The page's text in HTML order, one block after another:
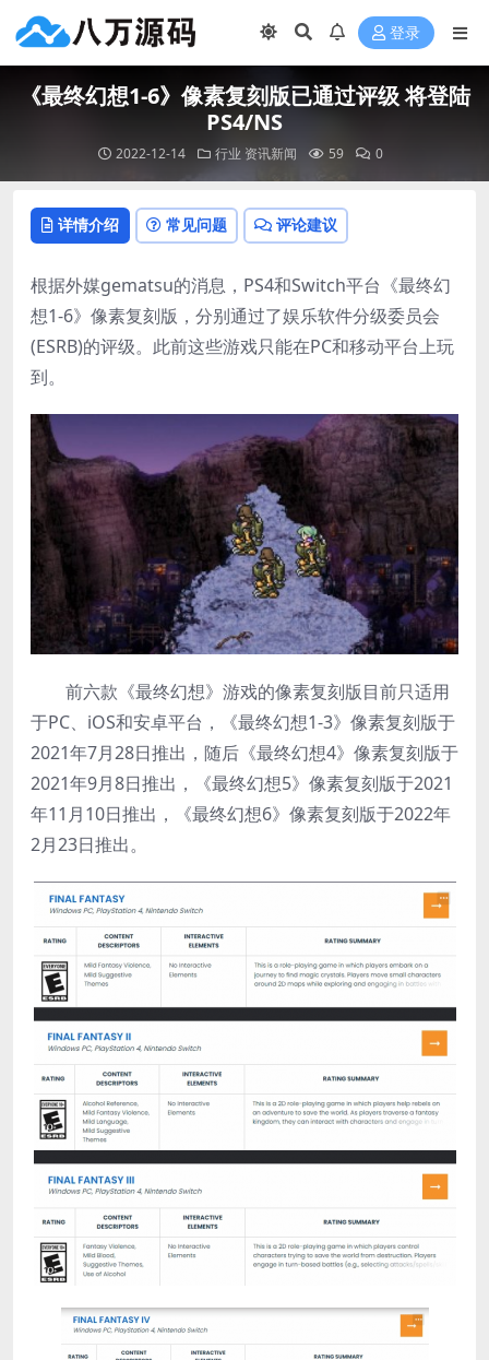
登录
《最终幻想1-6》像素复刻版已通过评级 将登陆
PS4/NS
2022-12-14 行业 资讯新闻 59 0
详情介绍 常见问题 评论建议
根据外媒gematsu的消息，PS4和Switch平台《最终幻
想1-6》像素复刻版，分别通过了娱乐软件分级委员会
(ESRB)的评级。此前这些游戏只能在PC和移动平台上玩
到。
前六款《最终幻想》游戏的像素复刻版目前只适用
于PC、iOS和安卓平台，《最终幻想1-3》像素复刻版于
2021年7月28日推出，随后《最终幻想4》像素复刻版于
2021年9月8日推出，《最终幻想5》像素复刻版于2021
年11月10日推出，《最终幻想6》像素复刻版于2022年
2月23日推出。